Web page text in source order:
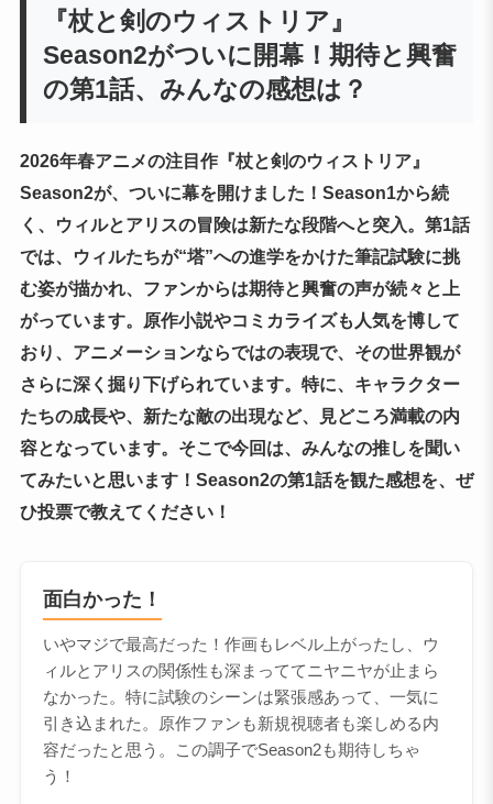
『杖と剣のウィストリア』
Season2がついに開幕！期待と興奮
の第1話、みんなの感想は？
2026年春アニメの注目作『杖と剣のウィストリア』
Season2が、ついに幕を開けました！Season1から続
く、ウィルとアリスの冒険は新たな段階へと突入。第1話
では、ウィルたちが“塔”への進学をかけた筆記試験に挑
む姿が描かれ、ファンからは期待と興奮の声が続々と上
がっています。原作小説やコミカライズも人気を博して
おり、アニメーションならではの表現で、その世界観が
さらに深く掘り下げられています。特に、キャラクター
たちの成長や、新たな敵の出現など、見どころ満載の内
容となっています。そこで今回は、みんなの推しを聞い
てみたいと思います！Season2の第1話を観た感想を、ぜ
ひ投票で教えてください！
面白かった！
いやマジで最高だった！作画もレベル上がったし、ウ
ィルとアリスの関係性も深まっててニヤニヤが止まら
なかった。特に試験のシーンは緊張感あって、一気に
引き込まれた。原作ファンも新規視聴者も楽しめる内
容だったと思う。この調子でSeason2も期待しちゃ
う！